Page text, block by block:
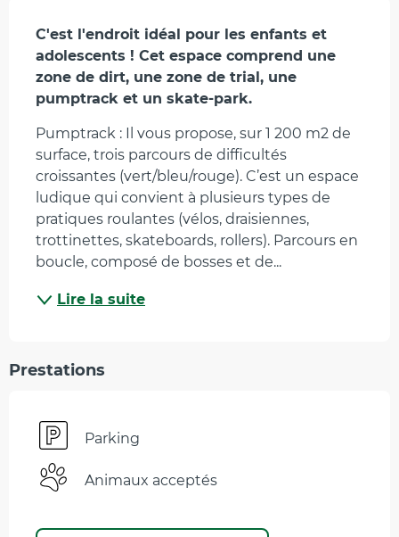
Description
C'est l'endroit idéal pour les enfants et
adolescents ! Cet espace comprend une
zone de dirt, une zone de trial, une
pumptrack et un skate-park.
Pumptrack : Il vous propose, sur 1 200 m2 de
surface, trois parcours de difficultés
croissantes (vert/bleu/rouge). C’est un espace
ludique qui convient à plusieurs types de
pratiques roulantes (vélos, draisiennes,
trottinettes, skateboards, rollers). Parcours en
boucle, composé de bosses et de...
Lire la suite
Prestations
Parking
Animaux acceptés